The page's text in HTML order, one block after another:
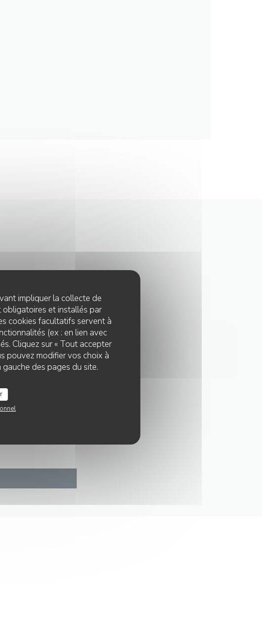
impliquer la collecte de
obligatoires et installés par
cookies facultatifs servent à
(ex : en lien avec
Cliquez sur « Tout accepter
pouvez modifier vos choix à
des pages du site.